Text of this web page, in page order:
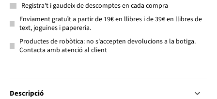
Registra't i gaudeix de descomptes en cada compra
Enviament gratuït a partir de 19€ en llibres i de 39€ en llibres de
text, joguines i papereria.
Productes de robòtica: no s'accepten devolucions a la botiga.
Contacta amb atenció al client
Descripció